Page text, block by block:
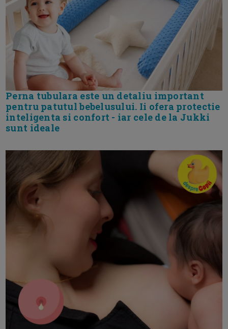
Perna tubulara este un detaliu important
pentru patutul bebelusului. Ii ofera protectie
inteligenta si confort - iar cele de la Jukki
sunt ideale